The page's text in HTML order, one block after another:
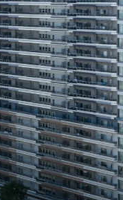
パ
ー
ク
に
つ
い
て
海
浜
幕
張
エ
リ
ア
に
つ
い
て